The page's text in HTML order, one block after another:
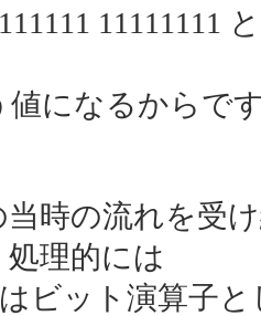
11111111
値になるからで
時の流れを受
処理的には
ビット演算子